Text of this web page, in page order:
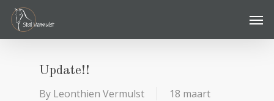
Skip
main
Update!!
By Leonthien Vermulst
18 maart